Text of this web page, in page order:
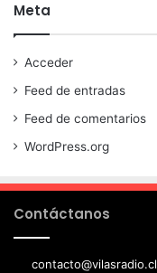
Meta
Acceder
Feed de entradas
Feed de comentarios
WordPress.org
Contáctanos
contacto@vilasradio.cl